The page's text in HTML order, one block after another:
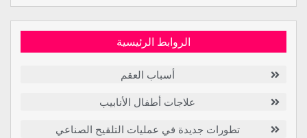
الروابط الرئيسية
أسباب العقم
علاجات أطفال الأنابيب
تطورات جديدة في عمليات التلقيح الصناعي